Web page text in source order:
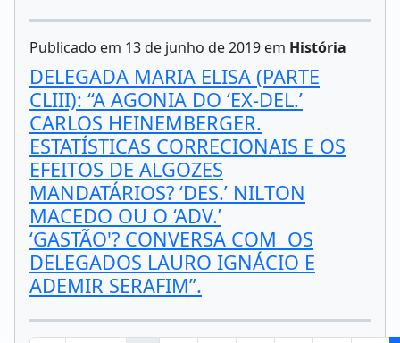
Publicado em 13 de junho de 2019 em História
DELEGADA MARIA ELISA (PARTE
CLIII): “A AGONIA DO ‘EX-DEL.’
CARLOS HEINEMBERGER.
ESTATÍSTICAS CORRECIONAIS E OS
EFEITOS DE ALGOZES
MANDATÁRIOS? ‘DES.’ NILTON
MACEDO OU O ‘ADV.’
‘GASTÃO'? CONVERSA COM OS
DELEGADOS LAURO IGNÁCIO E
ADEMIR SERAFIM”.